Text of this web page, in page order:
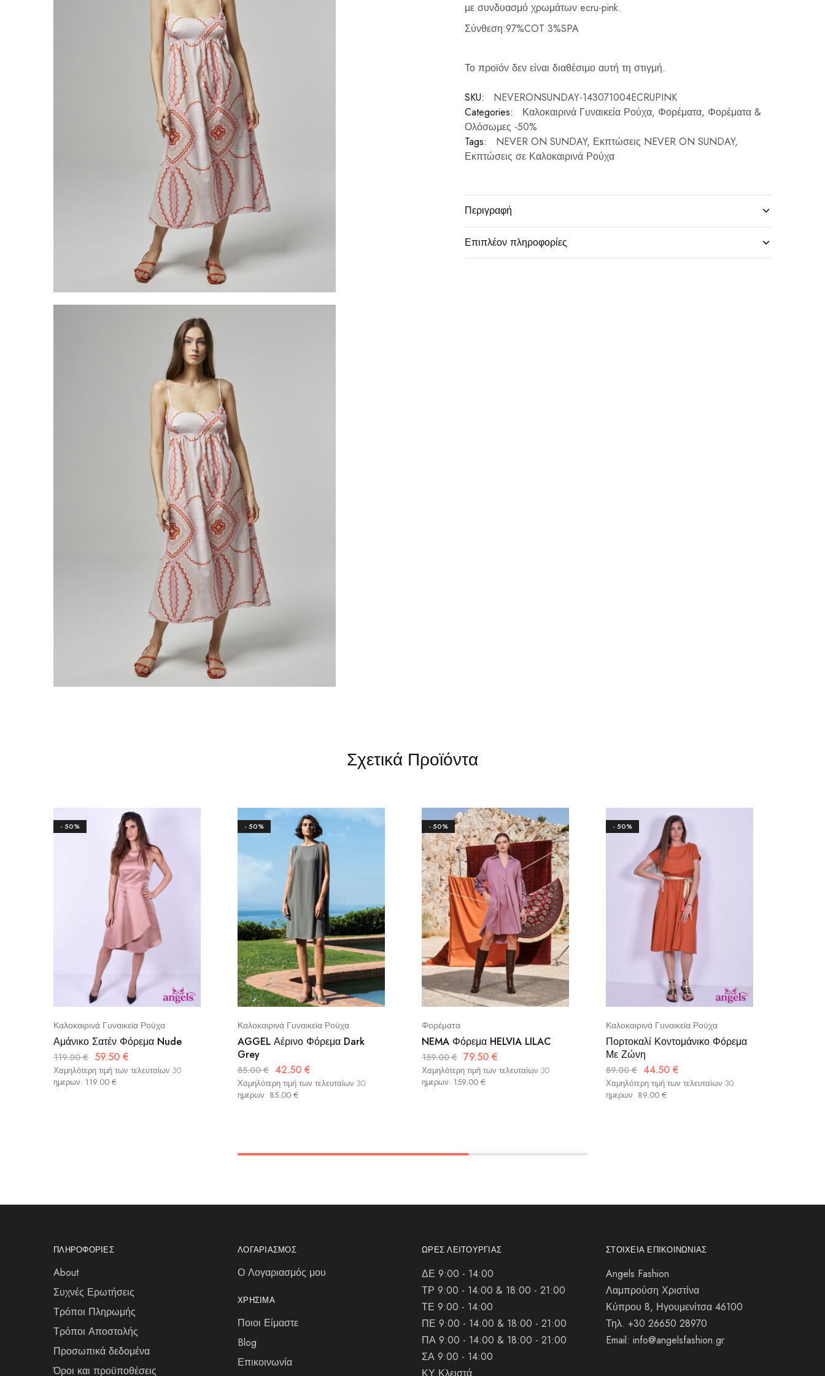
με συνδυασμό χρωμάτων ecru-pink.
Σύνθεση:97%COT 3%SPA
Το προϊόν δεν είναι διαθέσιμο αυτή τη στιγμή.
SKU:
NEVERONSUNDAY-143071004ECRUPINK
Categories:
Καλοκαιρινά Γυναικεία Ρούχα, Φορέματα, Φορέματα &
Ολόσωμες -50%
Tags:
NEVER ON SUNDAY, Εκπτώσεις NEVER ON SUNDAY,
Εκπτώσεις σε Καλοκαιρινά Ρούχα
Περιγραφή
Επιπλέον πληροφορίες
Σχετικά Προϊόντα
- 50%
Καλοκαιρινά Γυναικεία Ρούχα
Αμάνικο Σατέν Φόρεμα Nude
119.00€ 59.50 €
Χαμηλότερη τιμή των τελευταίων 30
ημερων: 119.00 €
- 50%
Καλοκαιρινά Γυναικεία Ρούχα
AGGEL Αέρινο Φόρεμα Dark
Grey
85.00€ 42.50 €
Χαμηλότερη τιμή των τελευταίων 30
ημερων: 85.00 €
- 50%
Φορέματα
NEMA Φόρεμα HELVIA LILAC
159.00€ 79.50 €
Χαμηλότερη τιμή των τελευταίων 30
ημερων: 159.00 €
- 50%
Καλοκαιρινά Γυναικεία Ρούχα
Πορτοκαλί Κοντομάνικο Φόρεμα
Με Ζώνη
89.00€ 44.50 €
Χαμηλότερη τιμή των τελευταίων 30
ημερων: 89.00 €
ΠΛΗΡΟΦΟΡΊΕΣ
About
Συχνές Ερωτήσεις
Τρόποι Πληρωμής
Τρόποι Αποστολής
Προσωπικά δεδομένα
Όροι και προϋποθέσεις
ΛΟΓΑΡΙΑΣΜΌΣ
Ο Λογαριασμός μου
ΧΡΉΣΙΜΑ
Ποιοι Είμαστε
Blog
Επικοινωνία
ΏΡΕΣ ΛΕΙΤΟΥΡΓΊΑΣ
ΔΕ 9:00 - 14:00
ΤΡ 9:00 - 14:00 & 18:00 - 21:00
ΤΕ 9:00 - 14:00
ΠΕ 9:00 - 14:00 & 18:00 - 21:00
ΠΑ 9:00 - 14:00 & 18:00 - 21:00
ΣΑ 9:00 - 14:00
ΣΤΟΙΧΕΊΑ ΕΠΙΚΟΙΝΩΝΊΑΣ
Angels Fashion
Λαμπρούση Χριστίνα
Κύπρου 8, Ηγουμενίτσα 46100
Τηλ. +30 26650 28970
Email: info@angelsfashion.gr